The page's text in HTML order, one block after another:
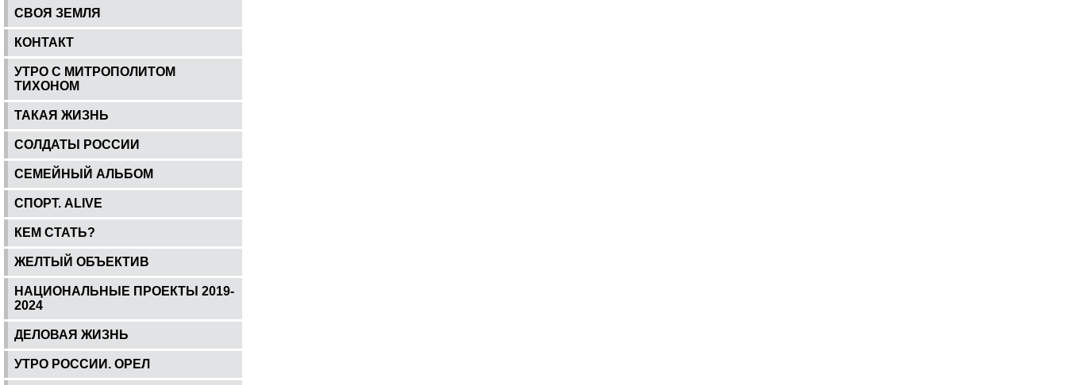
СВОЯ ЗЕМЛЯ
КОНТАКТ
УТРО С МИТРОПОЛИТОМ
ТИХОНОМ
ТАКАЯ ЖИЗНЬ
СОЛДАТЫ РОССИИ
СЕМЕЙНЫЙ АЛЬБОМ
СПОРТ. ALIVE
КЕМ СТАТЬ?
ЖЕЛТЫЙ ОБЪЕКТИВ
НАЦИОНАЛЬНЫЕ ПРОЕКТЫ 2019-
2024
ДЕЛОВАЯ ЖИЗНЬ
УТРО РОССИИ. ОРЕЛ